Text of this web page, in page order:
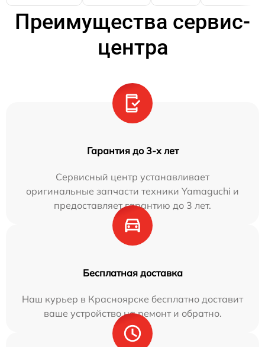
Преимущества сервис-
центра
Гарантия до 3-х лет
Сервисный центр устанавливает
оригинальные запчасти техники Yamaguchi и
предоставляет гарантию до 3 лет.
Бесплатная доставка
Наш курьер в Красноярске бесплатно доставит
ваше устройство на ремонт и обратно.